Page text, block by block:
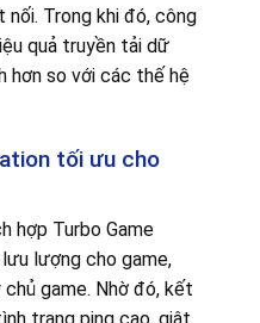
Trong khi đó, công
quả truyền tải dữ
hơn so với các thế hệ
tối ưu cho
hợp Turbo Game
lượng cho game,
game. Nhờ đó, kết
trạng ping cao, giật